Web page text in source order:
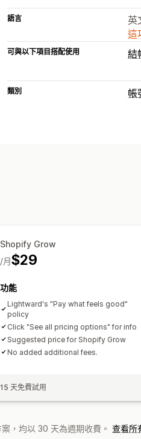
語言
英
這
可與以下項目搭配使用 結
類別 帳
Shopify Grow
$29
/月
功能
Lightward's "Pay what feels good"
policy
Click "See all pricing options" for info
Suggested price for Shopify Grow
No added additional fees.
15 天免費試用
，均以 30 天為週期收費。 查看所